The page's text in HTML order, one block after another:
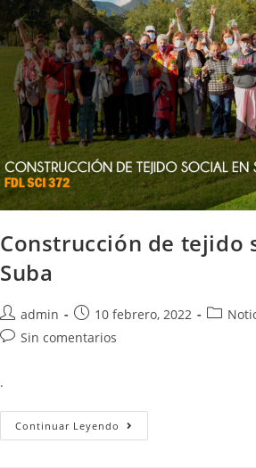
Construcción de tejido
Suba
admin 10 febrero, 2022
Sin comentarios
.
Continuar Leyendo